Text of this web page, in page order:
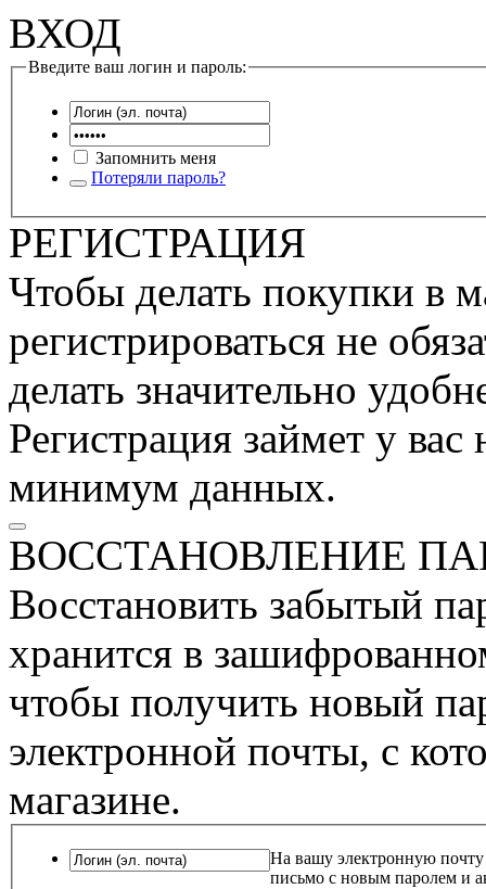
ВХОД
Введите ваш логин и пароль:
Запомнить меня
Потеряли пароль?
РЕГИСТРАЦИЯ
Чтобы делать покупки в
регистрироваться не
делать значительно
Регистрация займет у
минимум данных.
ВОССТАНОВЛЕНИЕ
Восстановить забытый
хранится в
чтобы получить новый
электронной почты, с
магазине.
На вашу электронную почту
письмо с новым паролем и